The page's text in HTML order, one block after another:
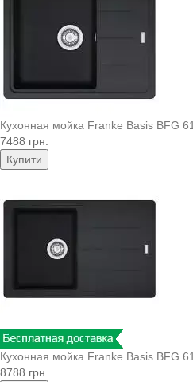
Кухонная мойка Franke Basis BFG
7488 грн.
Купити
Кухонная мойка Franke Basis BFG
8788 грн.